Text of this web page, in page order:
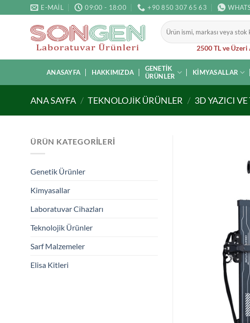
atla
E-MAIL 09:00 - 18:00 +90 850 307 65 63
Ara:
2500 TL ve
ANASAYFA HAKKIMIZDA
GENETIK
ÜRÜNLER
KIMYASALLAR
ANA SAYFA / TEKNOLOJIK ÜRÜNLER / 3D YAZICI VE
ÜRÜN KATEGORILERI
Genetik Ürünler
Kimyasallar
Laboratuvar Cihazları
Teknolojik Ürünler
Sarf Malzemeler
Elisa Kitleri